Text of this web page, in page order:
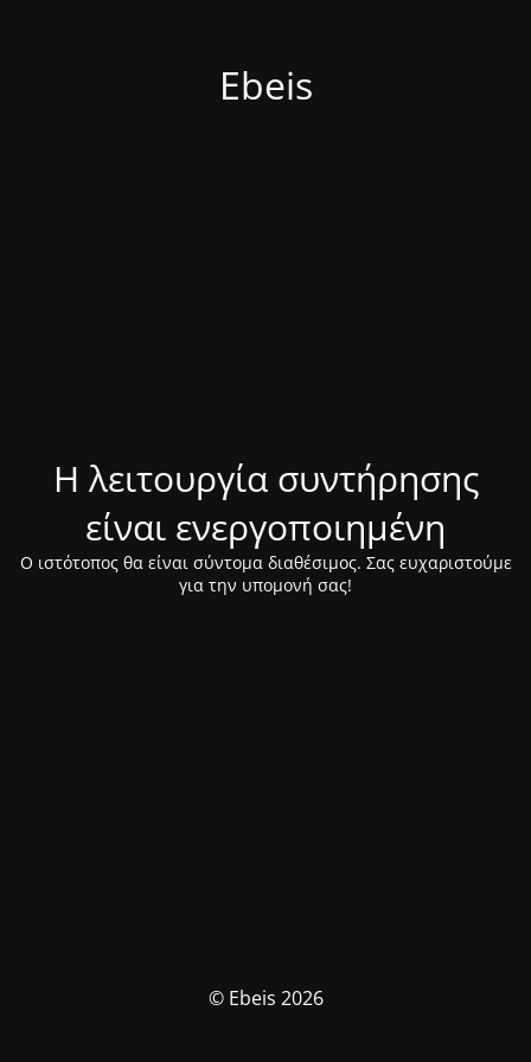
Ebeis
Η λειτουργία συντήρησης
είναι ενεργοποιημένη
Ο ιστότοπος θα είναι σύντομα διαθέσιμος. Σας ευχαριστούμε
για την υπομονή σας!
© Ebeis 2026